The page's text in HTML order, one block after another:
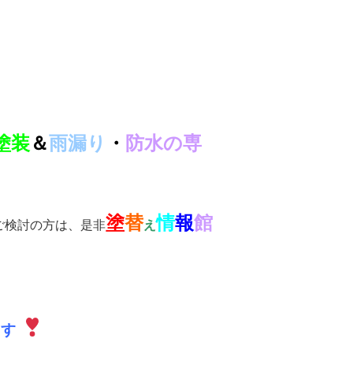
装＆雨漏り ・ 防水の専
検討の方は、是非塗替え情報館